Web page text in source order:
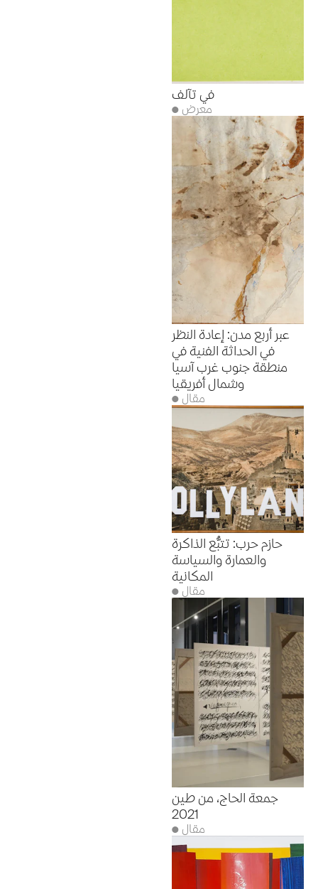
في تآلف
● معرض
عبر أربع مدن: إعادة النظر
في الحداثة الفنية في
منطقة جنوب غرب آسيا
وشمال أفريقيا
● مقال
حازم حرب: تتبُّع الذاكرة
والعمارة والسياسة
المكانية
● مقال
جمعة الحاج، من طين
2021
● مقال